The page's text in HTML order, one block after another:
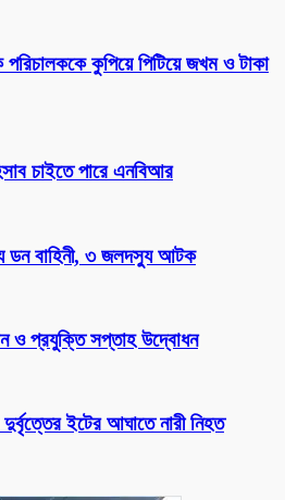
পরিচালককে কুপিয়ে পিটিয়ে জখম ও টাকা
চাইতে পারে এনবিআর
ডন বাহিনী, ৩ জলদস্যু আটক
ও প্রযুক্তি সপ্তাহ উদ্বোধন
দুর্বৃত্তের ইটের আঘাতে নারী নিহত